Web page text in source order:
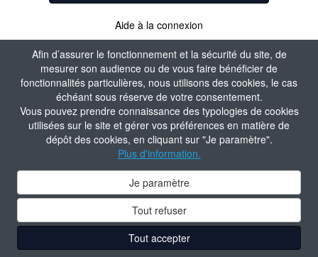
Afin d’assurer le fonctionnement et la sécurité du site, de
mesurer son audience ou de vous faire bénéficier de
fonctionnalités particulières, nous utilisons des cookies, le cas
échéant sous réserve de votre consentement.
Vous pouvez prendre connaissance des typologies de cookies
utilisées sur le site et gérer vos préférences en matière de
dépôt des cookies, en cliquant sur "Je paramètre".
Plus d'information.
Je paramètre
Tout refuser
Tout accepter
Aide à la connexion